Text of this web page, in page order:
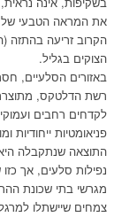
את המראה הטבעי של
הקרוב זריעה בהתזה
הצוקים בגליל.
באזורים הסלעיים,
רשת הדלטקס, מתוצרת
לקדחים רחבים
פניאומטיות ייחודיות
התוצאה שנתקבלה
נפילות סלעים, אך
מגרשי בתי שכונת
צמחים שיישתלו